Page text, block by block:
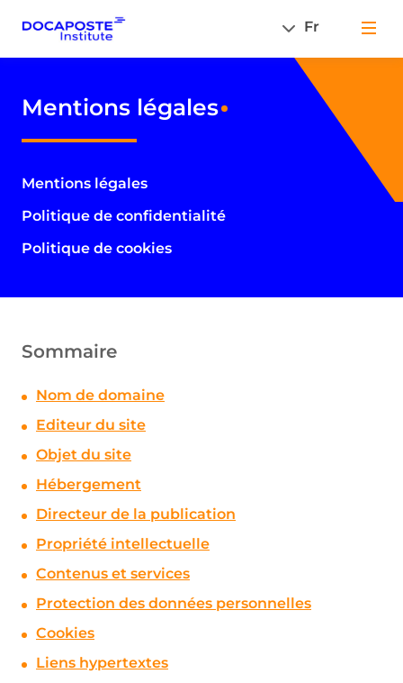
Fr
Mentions légales
Mentions légales
Politique de confidentialité
Politique de cookies
Sommaire
Nom de domaine
Editeur du site
Objet du site
Hébergement
Directeur de la publication
Propriété intellectuelle
Contenus et services
Protection des données personnelles
Cookies
Liens hypertextes